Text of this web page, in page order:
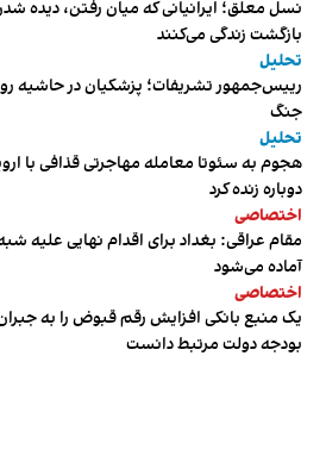
نسل معلق؛ ایرانیانی که میان رفتن، دیده
بازگشت زندگی می‌کنند
تحلیل
رییس‌جمهور تشریفات؛ پزشکیان در حاشیه
جنگ
تحلیل
هجوم به سئوتا معامله مهاجرتی قذافی با
دوباره زنده کرد
اختصاصی
مقام عراقی: بغداد برای اقدام نهایی علیه
آماده می‌شود
اختصاصی
یک منبع بانکی افزایش رقم قبوض را به
بودجه دولت مرتبط دانست